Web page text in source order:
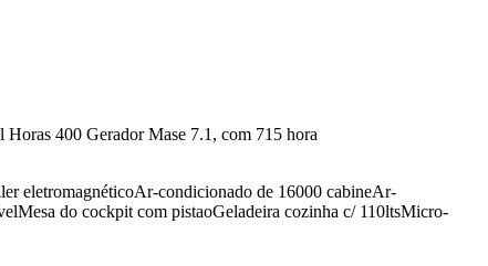
400 Gerador Mase 7.1, com 715 hora
eletromagnéticoAr-condicionado de 16000 cabineAr-
Mesa do cockpit com pistaoGeladeira cozinha c/ 110ltsMicro-